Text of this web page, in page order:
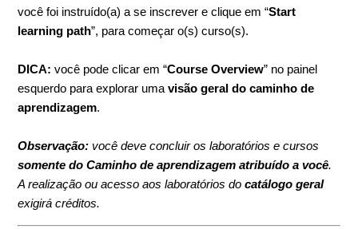
você foi instruído(a) a se inscrever e clique em “Start
learning path”, para começar o(s) curso(s).
DICA: você pode clicar em “Course Overview” no painel
esquerdo para explorar umavisão geral do caminho de
aprendizagem.
Observação: você deve concluir os laboratórios e cursos
somente do Caminho de aprendizagem atribuído a você.
A realização ou acesso aos laboratórios do catálogo geral
exigirá créditos.